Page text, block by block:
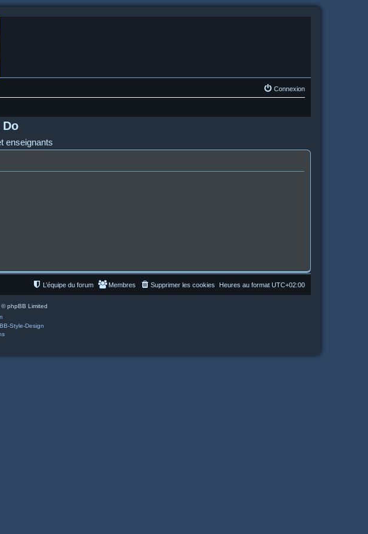
Connexion
enseignants
Heures au format UTC+02:00
Supprimer les cookies
Membres
L’équipe du forum
phpBB Limited
Style-Design